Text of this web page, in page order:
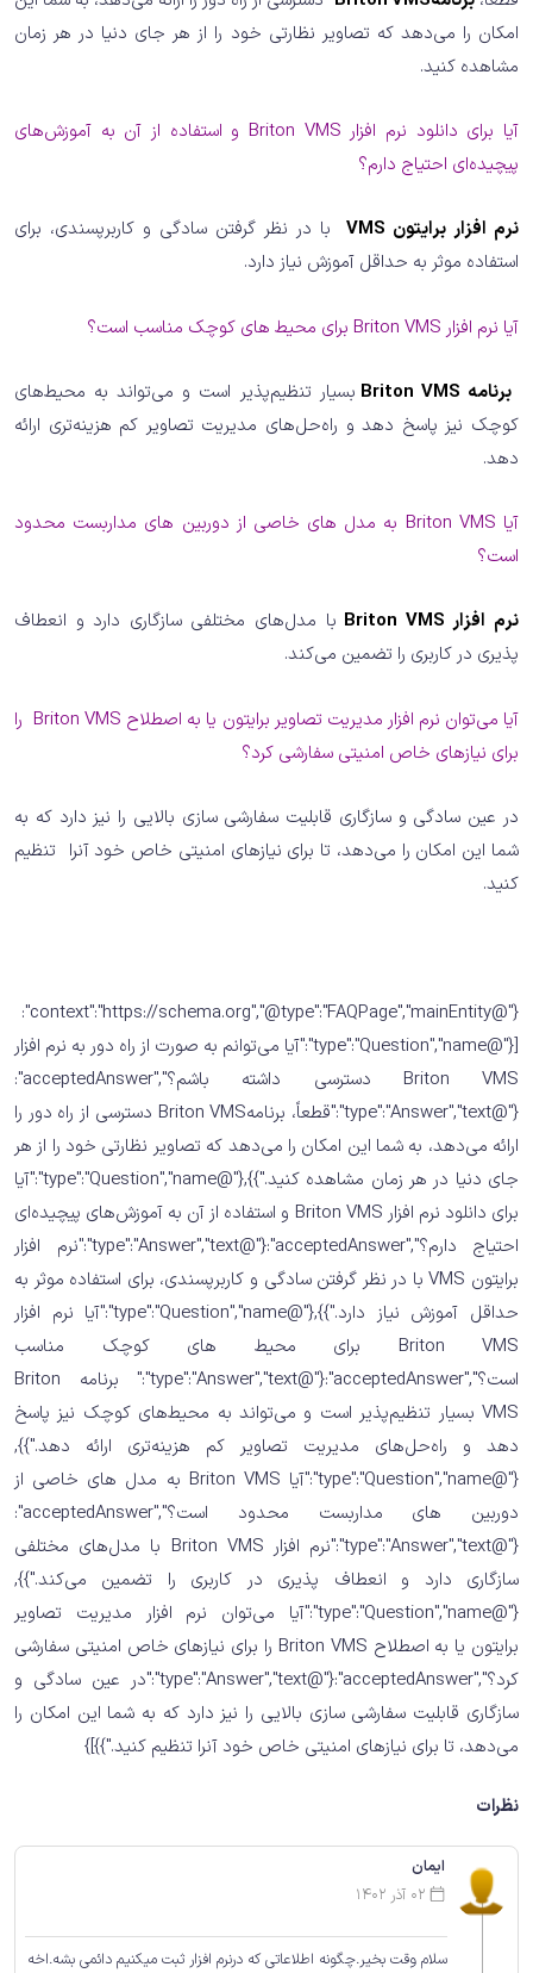
امکان را می‌دهد که تصاویر نظارتی خود را از هر جای دنیا در هر زمان
مشاهده کنید.
آیا برای دانلود نرم افزار Briton VMS و استفاده از آن به آموزش‌های
پیچیده‌ای احتیاج دارم؟
نرم افزار برایتون VMS
با در نظر گرفتن سادگی و کاربرپسندی، برای
استفاده موثر به حداقل آموزش نیاز دارد.
آیا نرم افزار Briton VMS برای محیط های کوچک مناسب است؟
برنامه Briton VMS
بسیار تنظیم‌پذیر است و می‌تواند به محیط‌های
کوچک نیز پاسخ دهد و راه‌حل‌های مدیریت تصاویر کم هزینه‌تری ارائه
دهد.
آیا Briton VMS به مدل های خاصی از دوربین های مداربست محدود
است؟
نرم افزار Briton VMS
با مدل‌های مختلفی سازگاری دارد و انعطاف
پذیری در کاربری را تضمین می‌کند.
آیا می‌توان نرم افزار مدیریت تصاویر برایتون یا به اصطلاح Briton VMS را
برای نیازهای خاص امنیتی سفارشی کرد؟
در عین سادگی و سازگاری قابلیت سفارشی سازی بالایی را نیز دارد که به
شما این امکان را می‌دهد، تا برای نیازهای امنیتی خاص خود آنرا تنظیم
کنید.
{"@context":"https://schema.org","@type":"FAQPage","mainEntity":
[{"@type":"Question","name":"آیا می‌توانم به صورت از راه دور به نرم افزار
Briton VMS دسترسی داشته باشم؟","acceptedAnswer":
{"@type":"Answer","text":"قطعاً، برنامهBriton VMS دسترسی از راه دور را
ارائه می‌دهد، به شما این امکان را می‌دهد که تصاویر نظارتی خود را از هر
جای دنیا در هر زمان مشاهده کنید."}},{"@type":"Question","name":"آیا
برای دانلود نرم افزار Briton VMS و استفاده از آن به آموزش‌های پیچیده‌ای
احتیاج دارم؟","acceptedAnswer":{"@type":"Answer","text":"نرم افزار
برایتون VMS با در نظر گرفتن سادگی و کاربرپسندی، برای استفاده موثر به
حداقل آموزش نیاز دارد."}},{"@type":"Question","name":"آیا نرم افزار
Briton VMS برای محیط های کوچک مناسب
است؟","acceptedAnswer":{"@type":"Answer","text":" برنامه Briton
VMS بسیار تنظیم‌پذیر است و می‌تواند به محیط‌های کوچک نیز پاسخ
دهد و راه‌حل‌های مدیریت تصاویر کم هزینه‌تری ارائه دهد."}},
{"@type":"Question","name":"آیا Briton VMS به مدل های خاصی از
دوربین های مداربست محدود است؟","acceptedAnswer":
{"@type":"Answer","text":"نرم افزار Briton VMS با مدل‌های مختلفی
سازگاری دارد و انعطاف پذیری در کاربری را تضمین می‌کند."}},
{"@type":"Question","name":"آیا می‌توان نرم افزار مدیریت تصاویر
برایتون یا به اصطلاح Briton VMS را برای نیازهای خاص امنیتی سفارشی
کرد؟","acceptedAnswer":{"@type":"Answer","text":"در عین سادگی و
سازگاری قابلیت سفارشی سازی بالایی را نیز دارد که به شما این امکان را
می‌دهد، تا برای نیازهای امنیتی خاص خود آنرا تنظیم کنید."}}]}
نظرات
ایمان
02 آذر 1402
سلام وقت بخیر.چگونه اطلاعاتی که درنرم افزار ثبت میکنیم دائمی بشه.اخه